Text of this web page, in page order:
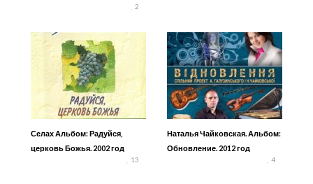
2
Селах Альбом: Радуйся,
церковь Божья. 2002 год
13
Наталья Чайковская. Альбом:
Обновление. 2012 год
4